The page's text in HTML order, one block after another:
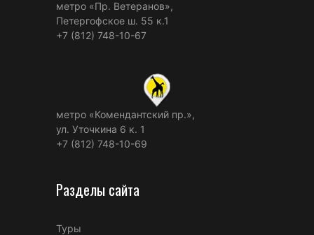
метро «Пр. Ветеранов»,
Петергофское ш. 55 к.1
+7 (812) 748-10-67
метро «Комендантский пр.»,
ул. Уточкина 6 к. 1
+7 (812) 748-10-69
Разделы сайта
Туры